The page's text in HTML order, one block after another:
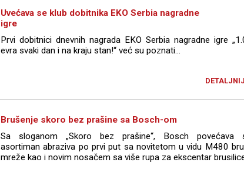
Uvećava se klub dobitnika EKO Serbia nagradne
igre
Prvi dobitnici dnevnih nagrada EKO Serbia nagradne igre
evra svaki dan i na kraju stan!“ već su poznati...
Brušenje skoro bez prašine sa Bosch-om
Sa sloganom „Skoro bez prašine“, Bosch povećava
asortiman abraziva po prvi put sa novitetom u vidu M480
mreže kao i novim nosačem sa više rupa za ekscentar